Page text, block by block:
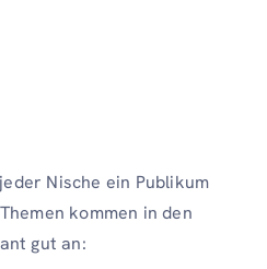
Nische ein Publikum
kommen in den
gut an: